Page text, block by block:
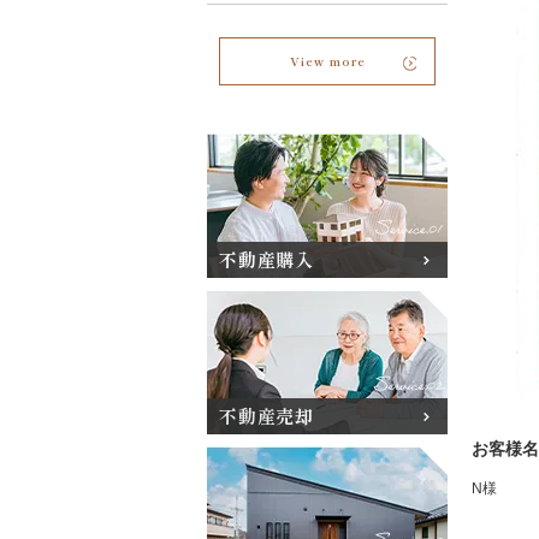
お客様
N様
View more
不動産購入
不動産売却